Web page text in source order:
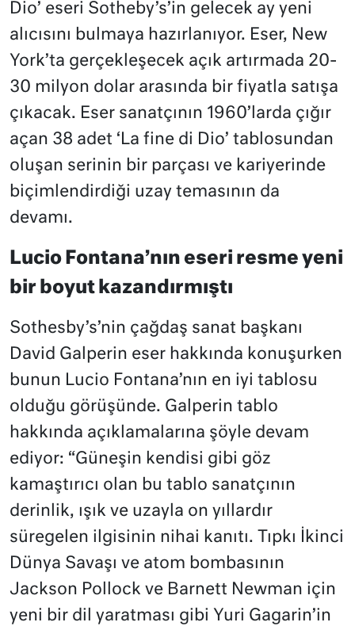
Dio’ eseri Sotheby’s’in gelecek ay yeni
alıcısını bulmaya hazırlanıyor. Eser, New
York’ta gerçekleşecek açık artırmada 20-
30 milyon dolar arasında bir fiyatla satışa
çıkacak. Eser sanatçının 1960’larda çığır
açan 38 adet ‘La fine di Dio’ tablosundan
oluşan serinin bir parçası ve kariyerinde
biçimlendirdiği uzay temasının da
devamı.
Lucio Fontana’nın eseri resme yeni
bir boyut kazandırmıştı
Sothesby’s’nin çağdaş sanat başkanı
David Galperin eser hakkında konuşurken
bunun Lucio Fontana’nın en iyi tablosu
olduğu görüşünde. Galperin tablo
hakkında açıklamalarına şöyle devam
ediyor: “Güneşin kendisi gibi göz
kamaştırıcı olan bu tablo sanatçının
derinlik, ışık ve uzayla on yıllardır
süregelen ilgisinin nihai kanıtı. Tıpkı İkinci
Dünya Savaşı ve atom bombasının
Jackson Pollock ve Barnett Newman için
yeni bir dil yaratması gibi Yuri Gagarin’in